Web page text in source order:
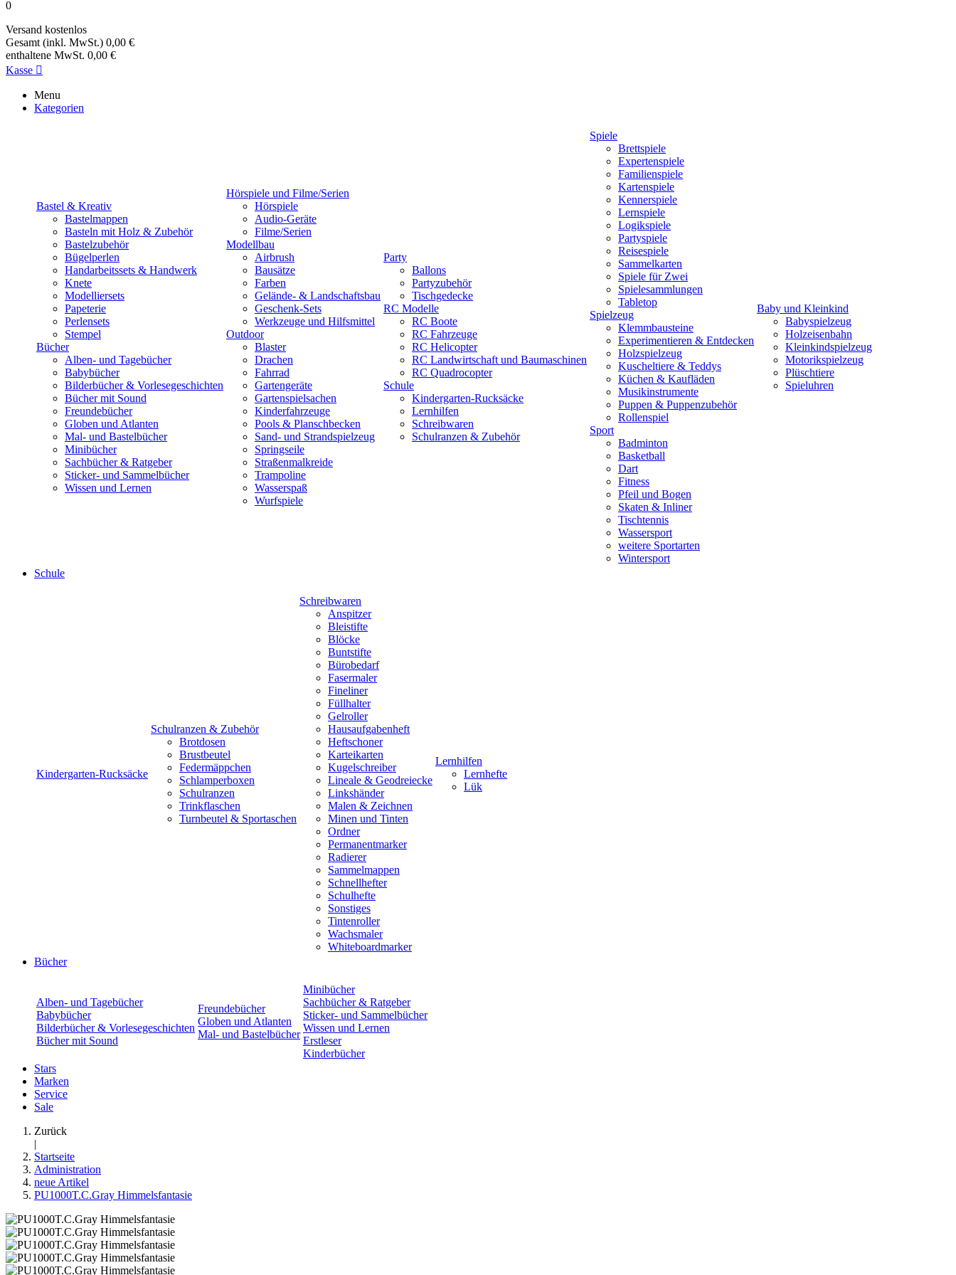
0
Versand kostenlos
Gesamt (inkl. MwSt.) 0,00 €
enthaltene MwSt. 0,00 €
Kasse 
Menu
Kategorien
Bastel & Kreativ
Bastelmappen
Basteln mit Holz & Zubehör
Bastelzubehör
Bügelperlen
Handarbeitssets & Handwerk
Knete
Modelliersets
Papeterie
Perlensets
Stempel
Bücher
Alben- und Tagebücher
Babybücher
Bilderbücher & Vorlesegeschichten
Bücher mit Sound
Freundebücher
Globen und Atlanten
Mal- und Bastelbücher
Minibücher
Sachbücher & Ratgeber
Sticker- und Sammelbücher
Wissen und Lernen
Hörspiele und Filme/Serien
Hörspiele
Audio-Geräte
Filme/Serien
Modellbau
Airbrush
Bausätze
Farben
Gelände- & Landschaftsbau
Geschenk-Sets
Werkzeuge und Hilfsmittel
Outdoor
Blaster
Drachen
Fahrrad
Gartengeräte
Gartenspielsachen
Kinderfahrzeuge
Pools & Planschbecken
Sand- und Strandspielzeug
Springseile
Straßenmalkreide
Trampoline
Wasserspaß
Wurfspiele
Party
Ballons
Partyzubehör
Tischgedecke
RC Modelle
RC Boote
RC Fahrzeuge
RC Helicopter
RC Landwirtschaft und Baumaschinen
RC Quadrocopter
Schule
Kindergarten-Rucksäcke
Lernhilfen
Schreibwaren
Schulranzen & Zubehör
Spiele
Brettspiele
Expertenspiele
Familienspiele
Kartenspiele
Kennerspiele
Lernspiele
Logikspiele
Partyspiele
Reisespiele
Sammelkarten
Spiele für Zwei
Spielesammlungen
Tabletop
Spielzeug
Klemmbausteine
Experimentieren & Entdecken
Holzspielzeug
Kuscheltiere & Teddys
Küchen & Kaufläden
Musikinstrumente
Puppen & Puppenzubehör
Rollenspiel
Sport
Badminton
Basketball
Dart
Fitness
Pfeil und Bogen
Skaten & Inliner
Tischtennis
Wassersport
weitere Sportarten
Wintersport
Baby und Kleinkind
Babyspielzeug
Holzeisenbahn
Kleinkindspielzeug
Motorikspielzeug
Plüschtiere
Spieluhren
Schule
Kindergarten-Rucksäcke
Schulranzen & Zubehör
Brotdosen
Brustbeutel
Federmäppchen
Schlamperboxen
Schulranzen
Trinkflaschen
Turnbeutel & Sportaschen
Schreibwaren
Anspitzer
Bleistifte
Blöcke
Buntstifte
Bürobedarf
Fasermaler
Fineliner
Füllhalter
Gelroller
Hausaufgabenheft
Heftschoner
Karteikarten
Kugelschreiber
Lineale & Geodreiecke
Linkshänder
Malen & Zeichnen
Minen und Tinten
Ordner
Permanentmarker
Radierer
Sammelmappen
Schnellhefter
Schulhefte
Sonstiges
Tintenroller
Wachsmaler
Whiteboardmarker
Lernhilfen
Lernhefte
Lük
Bücher
Alben- und Tagebücher
Babybücher
Bilderbücher & Vorlesegeschichten
Bücher mit Sound
Freundebücher
Globen und Atlanten
Mal- und Bastelbücher
Minibücher
Sachbücher & Ratgeber
Sticker- und Sammelbücher
Wissen und Lernen
Erstleser
Kinderbücher
Stars
Marken
Service
Sale
Zurück
|
Startseite
Administration
neue Artikel
PU1000T.C.Gray Himmelsfantasie